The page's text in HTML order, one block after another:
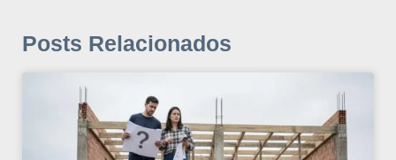
Posts Relacionados